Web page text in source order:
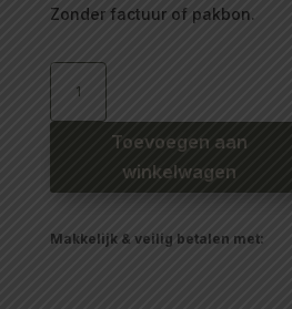
Zonder factuur of pakbon.
Dubbele
meisje
Toevoegen aan
winkelwagen
Makkelijk & veilig betalen met: